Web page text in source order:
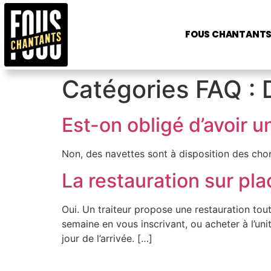
FOUS
Catégories FAQ :
Est-on obligé d’avoir
Non, des navettes sont à disposition des
La restauration sur
Oui. Un traiteur propose une restauration
semaine en vous inscrivant, ou acheter à
jour de l’arrivée. […]